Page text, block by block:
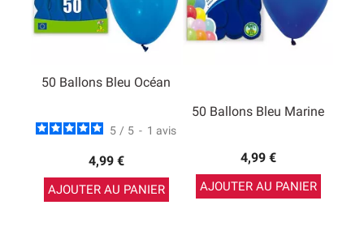
50 Ballons Bleu Océan
5 / 5 - 1 avis
4,99 €
AJOUTER AU PANIER
50 Ballons Bleu Marine
4,99 €
AJOUTER AU PANIER